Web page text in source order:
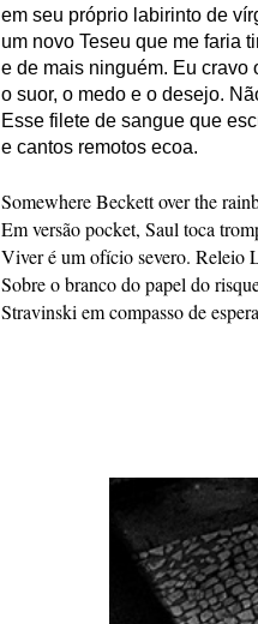
em seu próprio labirinto de
um novo Teseu que me faria
e de mais ninguém. Eu cravo
o suor, o medo e o desejo.
Esse filete de sangue que
e cantos remotos ecoa.
Somewhere Beckett over the
Em versão pocket, Saul toca
Viver é um ofício severo. Releio
Sobre o branco do papel do
Stravinski em compasso de